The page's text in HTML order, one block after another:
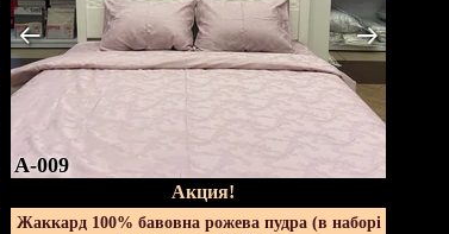
A-009
Акция!
Жаккард 100% бавовна рожева пудра (в наборі